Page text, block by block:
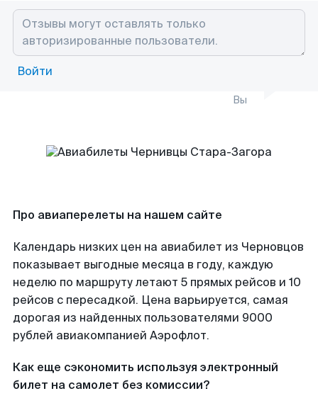
Войти
Вы
Про авиаперелеты на нашем сайте
Календарь низких цен на авиабилет из Черновцов
показывает выгодные месяца в году, каждую
неделю по маршруту летают 5 прямых рейсов и 10
рейсов с пересадкой. Цена варьируется, самая
дорогая из найденных пользователями 9000
рублей авиакомпанией Аэрофлот.
Как еще сэкономить используя электронный
билет на самолет без комиссии?